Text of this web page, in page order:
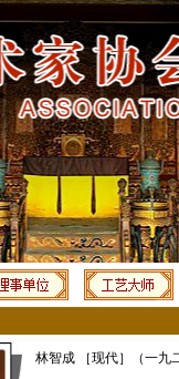
林智成 ［现代］（一九